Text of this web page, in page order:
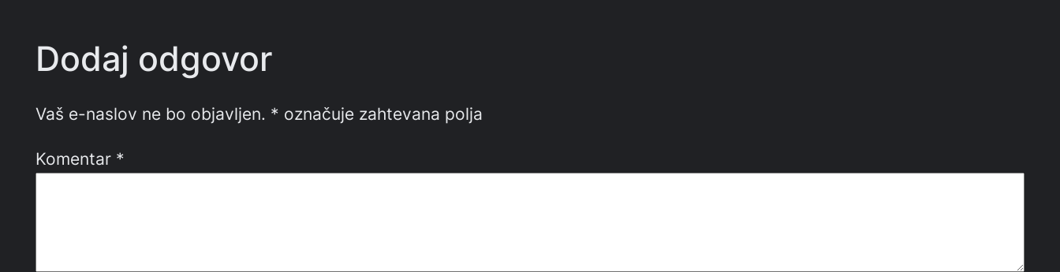
Dodaj odgovor
Vaš e-naslov ne bo objavljen. * označuje zahtevana polja
Komentar *